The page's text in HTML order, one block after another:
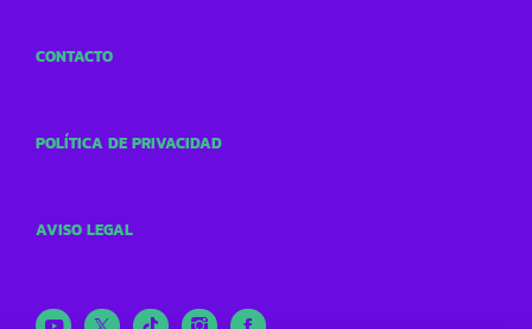
CONTACTO
POLÍTICA DE PRIVACIDAD
AVISO LEGAL